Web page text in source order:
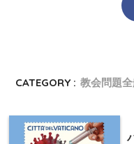
CATEGORY : 教会問題